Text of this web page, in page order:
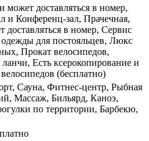
может доставляться в номер,
и Конференц-зал, Прачечная,
доставляться в номер, Сервис
для постояльцев, Люкс
Прокат велосипедов,
Есть ксерокопирование и
(бесплатно)
Сауна, Фитнес-центр, Рыбная
Массаж, Бильярд, Каноэ,
по территории, Барбекю,